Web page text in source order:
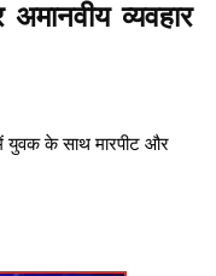
व्यवहार
युवक के साथ मारपीट और